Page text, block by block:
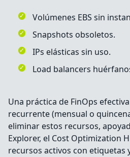
Volúmenes EBS sin
Snapshots obsoletos.
IPs elásticas sin uso.
Load balancers
Una práctica de FinOps
recurrente (mensual o
eliminar estos recursos,
Explorer, el Cost Optimization
recursos activos con etiquetas